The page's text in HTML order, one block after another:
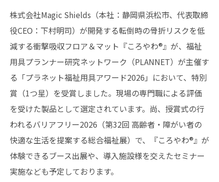
株式会社Magic Shields（本社：静岡県浜松市、代表取締
役CEO：下村明司）が開発する転倒時の骨折リスクを低
減する衝撃吸収フロア＆マット『ころやわ®』が、福祉
用具プランナー研究ネットワーク（PLANNET）が主催す
る「プラネット福祉用具アワード2026」において、特別
賞（1つ星）を受賞しました。現場の専門職による評価
を受けた製品として選定されています。尚、授賞式の行
われるバリアフリー2026（第32回 高齢者・障がい者の
快適な生活を提案する総合福祉展）で、『ころやわ®』が
体験できるブース出展や、導入施設様を交えたセミナー
実施なども予定しております。